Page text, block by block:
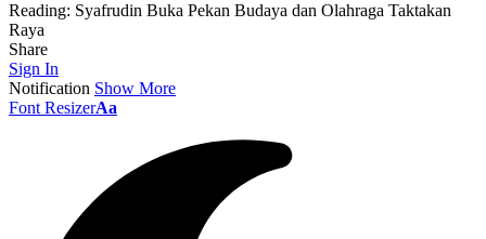
Reading: Syafrudin Buka Pekan Budaya dan Olahraga Taktakan
Raya
Share
Sign In
Notification Show More
Font ResizerAa